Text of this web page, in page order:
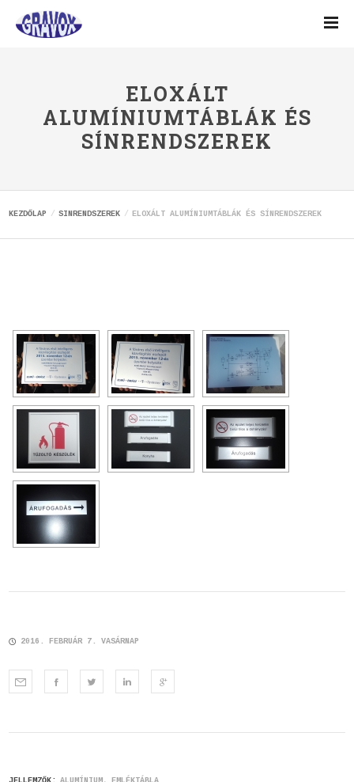
ELOXÁLT
ALUMÍNIUMTÁBLÁK ÉS
SÍNRENDSZEREK
KEZDŐLAP SINRENDSZEREK ELOXÁLT ALUMÍNIUMTÁBLÁK ÉS SÍNRENDSZEREK
2016. FEBRUÁR 7. VASÁRNAP